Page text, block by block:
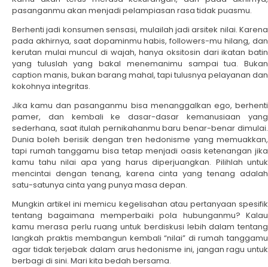
pasanganmu akan menjadi pelampiasan rasa tidak puasmu.
Berhenti jadi konsumen sensasi, mulailah jadi arsitek nilai. Karena
pada akhirnya, saat dopaminmu habis, followers-mu hilang, dan
kerutan mulai muncul di wajah, hanya oksitosin dari ikatan batin
yang tuluslah yang bakal menemanimu sampai tua. Bukan
caption manis, bukan barang mahal, tapi tulusnya pelayanan dan
kokohnya integritas.
Jika kamu dan pasanganmu bisa menanggalkan ego, berhenti
pamer, dan kembali ke dasar-dasar kemanusiaan yang
sederhana, saat itulah pernikahanmu baru benar-benar dimulai.
Dunia boleh berisik dengan tren hedonisme yang memuakkan,
tapi rumah tanggamu bisa tetap menjadi oasis ketenangan jika
kamu tahu nilai apa yang harus diperjuangkan. Pilihlah untuk
mencintai dengan tenang, karena cinta yang tenang adalah
satu-satunya cinta yang punya masa depan.
Mungkin artikel ini memicu kegelisahan atau pertanyaan spesifik
tentang bagaimana memperbaiki pola hubunganmu? Kalau
kamu merasa perlu ruang untuk berdiskusi lebih dalam tentang
langkah praktis membangun kembali “nilai” di rumah tanggamu
agar tidak terjebak dalam arus hedonisme ini, jangan ragu untuk
berbagi di sini. Mari kita bedah bersama.